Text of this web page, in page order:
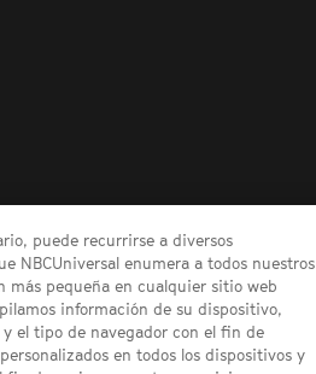
puede recurrirse a diversos
NBCUniversal enumera a todos nuestros
más pequeña en cualquier sitio web
información de su dispositivo,
el tipo de navegador con el fin de
en todos los dispositivos y